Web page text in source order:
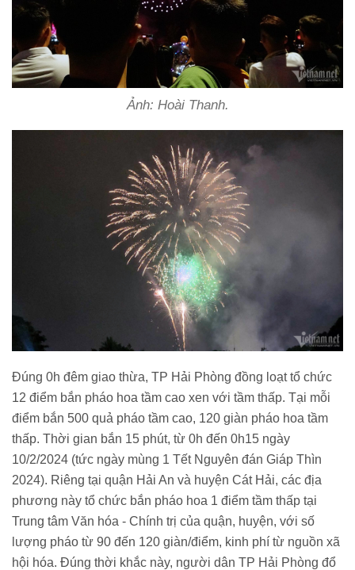
Ảnh: Hoài Thanh.
Đúng 0h đêm giao thừa, TP Hải Phòng đồng loạt tổ chức
12 điểm bắn pháo hoa tầm cao xen với tầm thấp. Tại mỗi
điểm bắn 500 quả pháo tầm cao, 120 giàn pháo hoa tầm
thấp. Thời gian bắn 15 phút, từ 0h đến 0h15 ngày
10/2/2024 (tức ngày mùng 1 Tết Nguyên đán Giáp Thìn
2024). Riêng tại quận Hải An và huyện Cát Hải, các địa
phương này tổ chức bắn pháo hoa 1 điểm tầm thấp tại
Trung tâm Văn hóa - Chính trị của quận, huyện, với số
lượng pháo từ 90 đến 120 giàn/điểm, kinh phí từ nguồn xã
hội hóa. Đúng thời khắc này, người dân TP Hải Phòng đổ